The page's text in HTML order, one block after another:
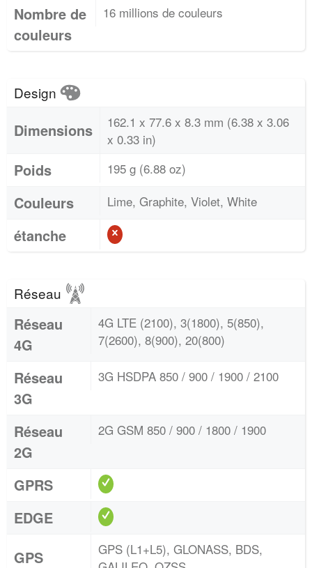
Nombre de
couleurs
16 millions de couleurs
Design
Dimensions
162.1 x 77.6 x 8.3 mm (6.38 x 3.06
x 0.33 in)
Poids 195 g (6.88 oz)
Couleurs Lime, Graphite, Violet, White
étanche
Réseau
Réseau
4G
4G LTE (2100), 3(1800), 5(850),
7(2600), 8(900), 20(800)
Réseau
3G
3G HSDPA 850 / 900 / 1900 / 2100
Réseau
2G
2G GSM 850 / 900 / 1800 / 1900
GPRS
EDGE
GPS
GPS (L1+L5), GLONASS, BDS,